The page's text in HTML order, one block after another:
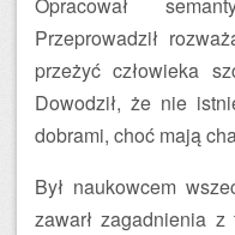
Przeprowadził
przeżyć człowieka
Dowodził, że nie
dobrami, choć mają
Był naukowcem
zawarł zagadnienia